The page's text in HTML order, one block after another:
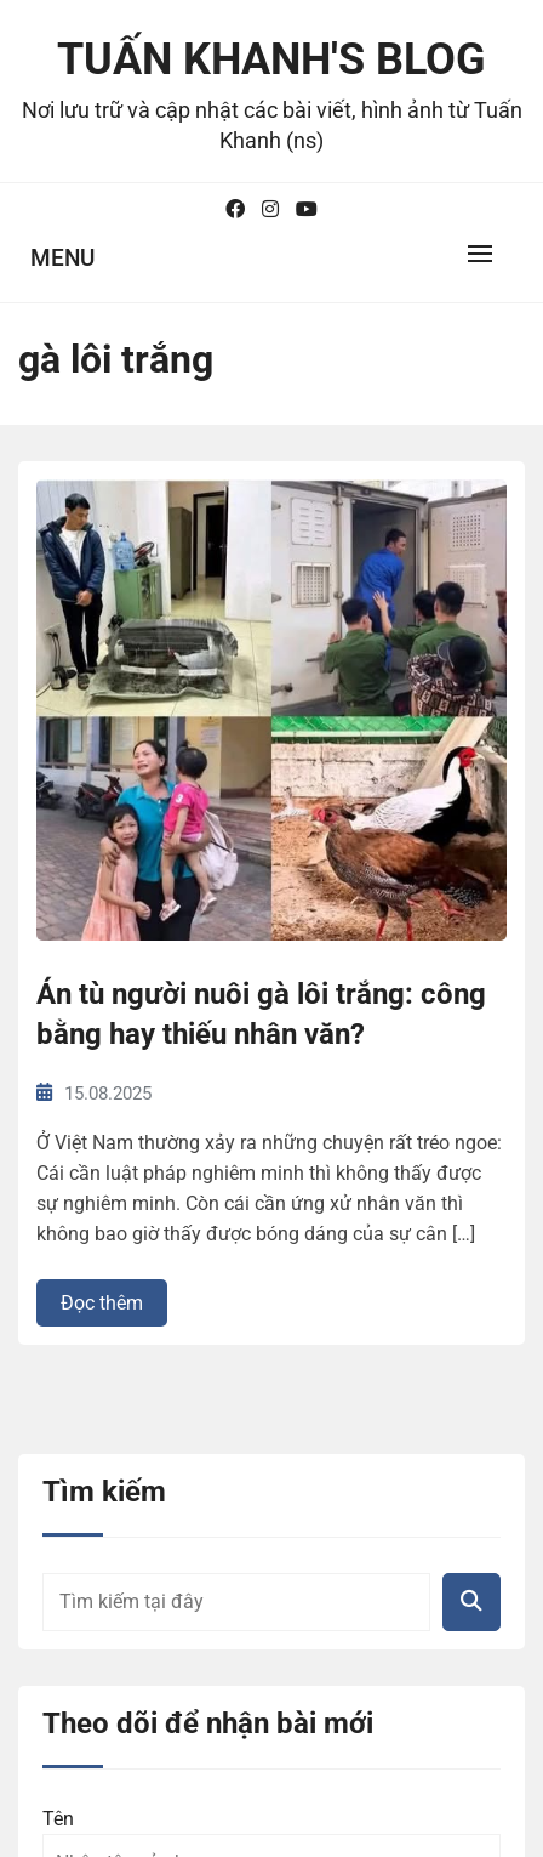
TUẤN KHANH'S BLOG
Nơi lưu trữ và cập nhật các bài viết, hình ảnh từ Tuấn
Khanh (ns)
MENU
gà lôi trắng
Án tù người nuôi gà lôi trắng: công
bằng hay thiếu nhân văn?
15.08.2025
Ở Việt Nam thường xảy ra những chuyện rất tréo ngoe:
Cái cần luật pháp nghiêm minh thì không thấy được
sự nghiêm minh. Còn cái cần ứng xử nhân văn thì
không bao giờ thấy được bóng dáng của sự cân […]
Đọc thêm
Tìm kiếm
Theo dõi để nhận bài mới
Tên